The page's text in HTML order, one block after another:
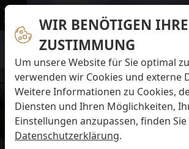
WIR BENÖTIGEN IHRE
ZUSTIMMUNG
Um unsere Website für Sie optimal
verwenden wir Cookies und externe
Weitere Informationen zu Cookies,
Diensten und Ihren Möglichkeiten,
Einstellungen anzupassen, finden
Datenschutzerklärung.
Menü
Navigation überspringen
Preise & Infos
Öffnungs- und Fütterungszeiten
Eintrittspreise
Aktuelles
Alle Meldungen
Eisbären-Nachwuchs Anna & Elsa
Eisbären-Nachwuchs Lale & Lili
FAQ zum Tod des Schimpansen-
Newsletter
Bildungsletter
Barrierefreier Zoo